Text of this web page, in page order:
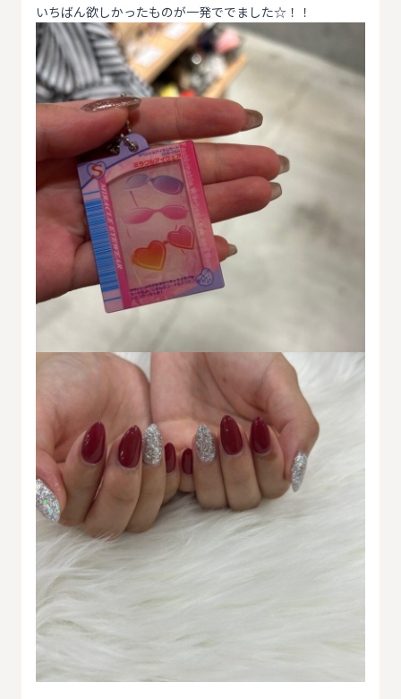
いちばん欲しかったものが一発ででました☆！！